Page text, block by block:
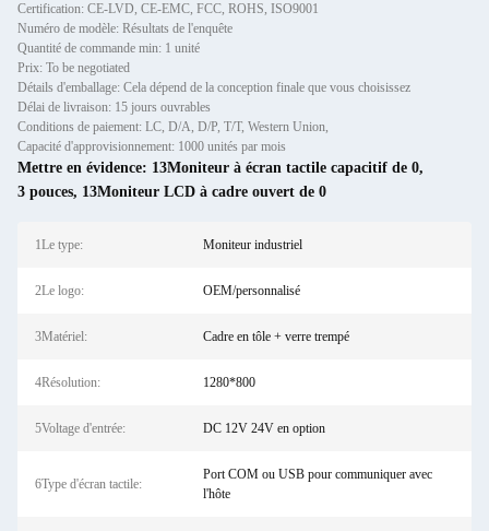
Certification: CE-LVD, CE-EMC, FCC, ROHS, ISO9001
Numéro de modèle: Résultats de l'enquête
Quantité de commande min: 1 unité
Prix: To be negotiated
Détails d'emballage: Cela dépend de la conception finale que vous choisissez
Délai de livraison: 15 jours ouvrables
Conditions de paiement: LC, D/A, D/P, T/T, Western Union,
Capacité d'approvisionnement: 1000 unités par mois
Mettre en évidence: 13Moniteur à écran tactile capacitif de 0,
3 pouces, 13Moniteur LCD à cadre ouvert de 0
1Le type: Moniteur industriel
2Le logo: OEM/personnalisé
3Matériel: Cadre en tôle + verre trempé
4Résolution: 1280*800
5Voltage d'entrée: DC 12V 24V en option
6Type d'écran tactile:
Port COM ou USB pour communiquer avec
l'hôte